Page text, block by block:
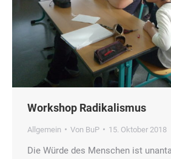
Workshop Radikalismus
Allgemein Von BuP 15. Oktober 2018
Die Würde des Menschen ist